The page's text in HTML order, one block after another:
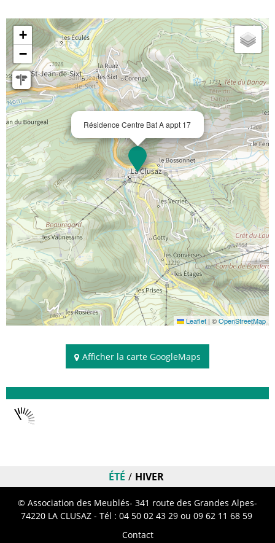
Résidence Centre Bat A appt 17
+
−
Leaflet | ©OpenStreetMap
Afficher la carte GoogleMaps
Disponibilités
ÉTÉ HIVER
© Association des Meublés- 341 route des Grandes Alpes-
74220 LA CLUSAZ - Tél : 04 50 02 43 29ou 09 62 11 68 59
Contact